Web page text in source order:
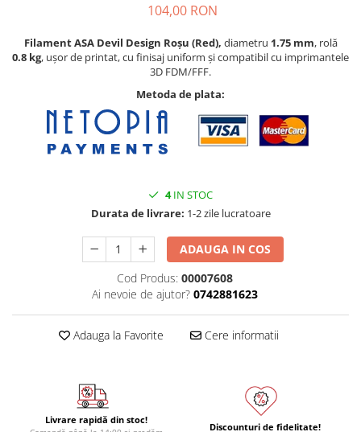
Acumulatori, BMS si accesorii
Acumulatori
BMS
Incarcare, descarcare si afisare
Accesorii baterii si acumulatori
Module atasabile Arduino
Module Wireless
Senzori Arduino
pentru Arduino
Motoare si variatoare
Motoare
104,00 RON
Filament ASA Devil Design Roșu (Red), diametru 1.75 mm, rolă
0.8 kg, ușor de printat, cu finisaj uniform și compatibil cu imprimantele
3D FDM/FFF.
Metoda de plata:
4IN STOC
Durata de livrare: 1-2 zile lucratoare
ADAUGA IN COS
Cod Produs: 00007608
Ai nevoie de ajutor? 0742881623
Adauga la Favorite Cere informatii
Livrare rapidă din stoc!
Discounturi de fidelitate!